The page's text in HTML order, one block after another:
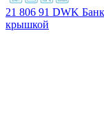
21 806 91 DWK
крышкой